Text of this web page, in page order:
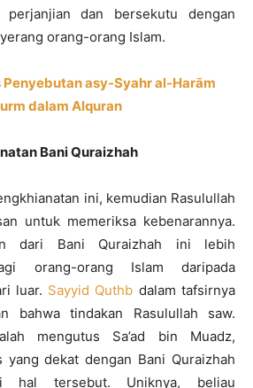
perjanjian dan bersekutu dengan
orang-orang Islam.
Penyebutan asy-Syahr al-Harām
dalam Alquran
Bani Quraizhah
ini, kemudian Rasulullah
untuk memeriksa kebenarannya.
dari Bani Quraizhah ini lebih
orang-orang Islam daripada
luar. Sayyid Quthb dalam tafsirnya
bahwa tindakan Rasulullah saw.
mengutus Sa’ad bin Muadz,
yang dekat dengan Bani Quraizhah
hal tersebut. Uniknya, beliau